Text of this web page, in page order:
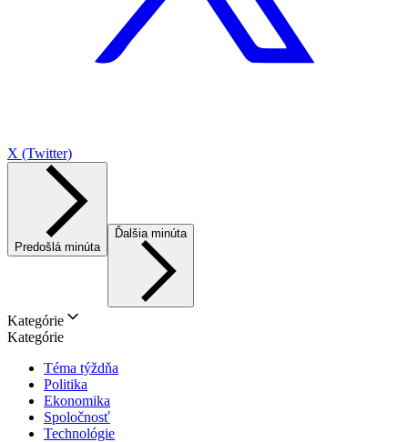
X (Twitter)
Predošlá minúta
Ďalšia minúta
Kategórie
Kategórie
Téma týždňa
Politika
Ekonomika
Spoločnosť
Technológie